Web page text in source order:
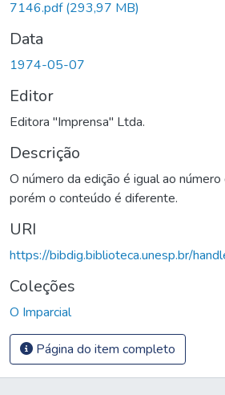
7146.pdf(293,97 MB)
Data
1974-05-07
Editor
Editora "Imprensa" Ltda.
Descrição
O número da edição é igual ao
porém o conteúdo é diferente.
URI
https://bibdig.biblioteca.unesp.br/
Coleções
O Imparcial
Página do item completo